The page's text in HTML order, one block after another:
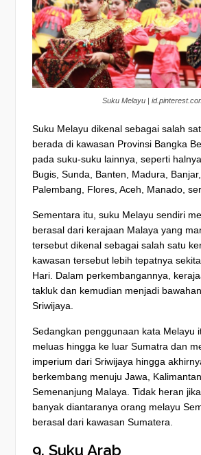
Suku Melayu |
Suku Melayu dikenal sebagai salah
berada di kawasan Provinsi Bangka
pada suku-suku lainnya, seperti
Bugis, Sunda, Banten, Madura,
Palembang, Flores, Aceh, Manado,
Sementara itu, suku Melayu sendiri
berasal dari kerajaan Malaya yang
tersebut dikenal sebagai salah satu
kawasan tersebut lebih tepatnya
Hari. Dalam perkembangannya,
takluk dan kemudian menjadi
Sriwijaya.
Sedangkan penggunaan kata Melayu
meluas hingga ke luar Sumatra dan
imperium dari Sriwijaya hingga
berkembang menuju Jawa,
Semenanjung Malaya. Tidak heran
banyak diantaranya orang melayu
berasal dari kawasan Sumatera.
9. Suku Arab